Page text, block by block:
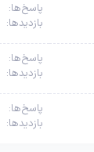
پاسخ‌ها
بازدیدها
پاسخ‌ها
بازدیدها
پاسخ‌ها
بازدیدها